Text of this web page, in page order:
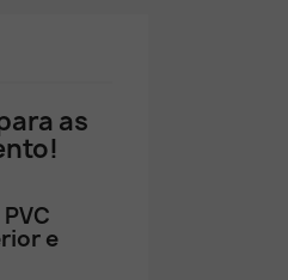
as
e